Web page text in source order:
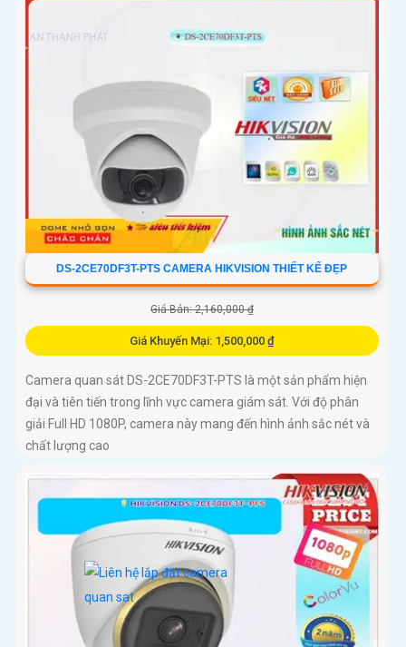
DS-2CE70DF3T-PTS CAMERA HIKVISION THIẾT KẾ ĐẸP
Giá Bán: 2,160,000 ₫
Giá Khuyến Mại: 1,500,000 ₫
Camera quan sát DS-2CE70DF3T-PTS là một sản phẩm hiện
đại và tiên tiến trong lĩnh vực camera giám sát. Với độ phân
giải Full HD 1080P, camera này mang đến hình ảnh sắc nét và
chất lượng cao